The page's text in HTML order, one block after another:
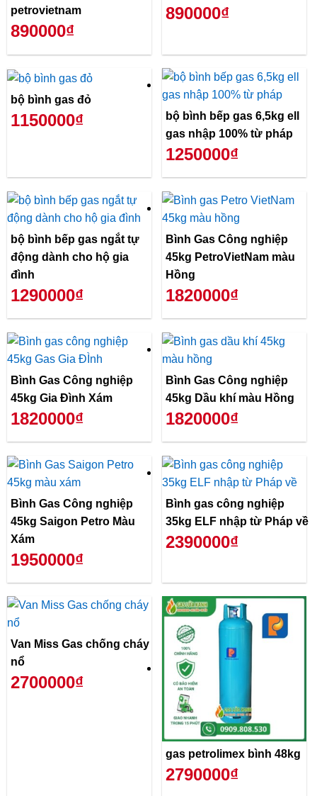
petrovietnam
890000₫
890000₫
bộ bình gas đỏ
1150000₫
bộ bình bếp gas 6,5kg ell
gas nhập 100% từ pháp
1250000₫
bộ bình bếp gas ngắt tự
động dành cho hộ gia
đình
1290000₫
Bình Gas Công nghiệp
45kg PetroVietNam màu
Hồng
1820000₫
Bình Gas Công nghiệp
45kg Gia Đình Xám
1820000₫
Bình Gas Công nghiệp
45kg Dầu khí màu Hồng
1820000₫
Bình Gas Công nghiệp
45kg Saigon Petro Màu
Xám
1950000₫
Bình gas công nghiệp
35kg ELF nhập từ Pháp về
2390000₫
Van Miss Gas chống cháy
nổ
2700000₫
gas petrolimex bình 48kg
2790000₫